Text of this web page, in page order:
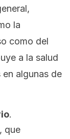
la
como del
a la salud
algunas de
.
que